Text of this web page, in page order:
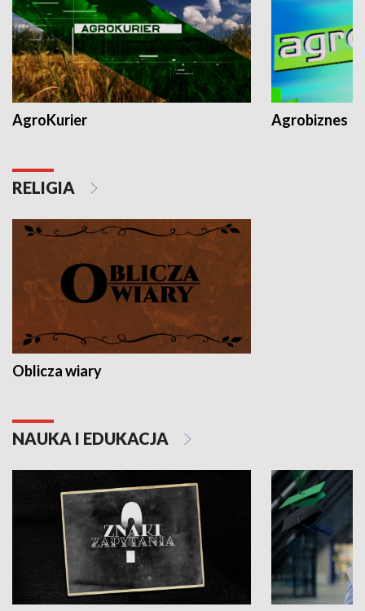
AgroKurier Agrobiznes
RELIGIA
Oblicza wiary
NAUKA I EDUKACJA